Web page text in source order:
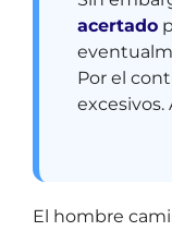
acertado
Por el
excesivos.
El hombre